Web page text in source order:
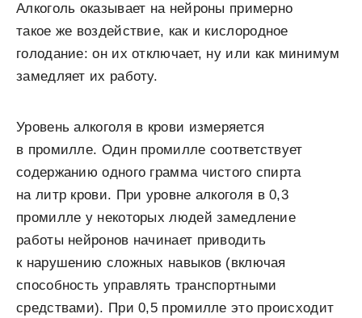
Алкоголь оказывает на нейроны примерно
такое же воздействие, как и кислородное
голодание: он их отключает, ну или как минимум
замедляет их работу.
Уровень алкоголя в крови измеряется
в промилле. Один промилле соответствует
содержанию одного грамма чистого спирта
на литр крови. При уровне алкоголя в 0,3
промилле у некоторых людей замедление
работы нейронов начинает приводить
к нарушению сложных навыков (включая
способность управлять транспортными
средствами). При 0,5 промилле это происходит